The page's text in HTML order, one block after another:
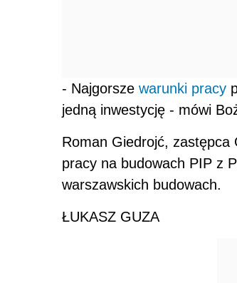
- Najgorsze warunki pracy
jedną inwestycję - mówi
Roman Giedrojć, zastępca
pracy na budowach PIP z
warszawskich budowach.
ŁUKASZ GUZA